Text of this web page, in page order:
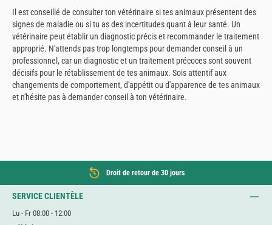
Il est conseillé de consulter ton vétérinaire si tes animaux présentent des
signes de maladie ou si tu as des incertitudes quant à leur santé. Un
vétérinaire peut établir un diagnostic précis et recommander le traitement
approprié. N'attends pas trop longtemps pour demander conseil à un
professionnel, car un diagnostic et un traitement précoces sont souvent
décisifs pour le rétablissement de tes animaux. Sois attentif aux
changements de comportement, d'appétit ou d'apparence de tes animaux
et n'hésite pas à demander conseil à ton vétérinaire.
Droit de retour de 30 jours
SERVICE CLIENTÈLE
Lu - Fr 08:00 - 12:00